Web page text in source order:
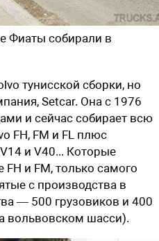
Фиаты собирали в
тунисской сборки, но
Setcar. Она с 1976
и сейчас собирает всю
FH, FM и FL плюс
и V40... Которые
FH и FM, только самого
с производства в
— 500 грузовиков и 400
вольвовском шасси).